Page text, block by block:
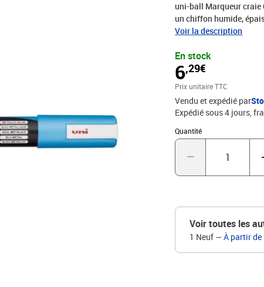
uni-ball Marqueur craie
un chiffon humide,
l'extérieur(PWE5M BM)
Voir la description
En stock
6,29€
Prix unitaire TTC
Vendu et expédié par
Expédié sous 4 jours,
Quantité
Quantité : 1
Voir toutes les
1 Neuf —À partir de